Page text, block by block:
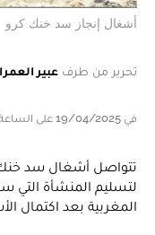
أشغال إنجاز سد خنك كرو
تحرير من طرف عبير
في 19/04/2025 على الساعة 15:00
تتواصل أشغال سد
لتسليم المنشأة
المغربية بعد اكتمال